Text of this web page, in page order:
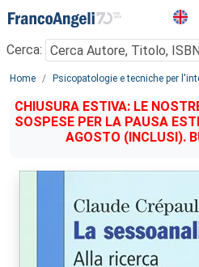
Menu
Cerca:
Main content
Home Psicopatologie e tecniche per
CHIUSURA ESTIVA: LE
SOSPESE PER LA PAUSA
AGOSTO (INCLUSI).